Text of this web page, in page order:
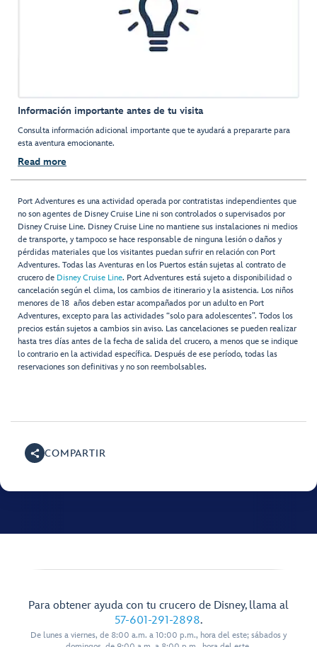
Información importante antes de tu visita
Consulta información adicional importante que te ayudará a prepararte para
esta aventura emocionante.
Read more
Port Adventures es una actividad operada por contratistas independientes que
no son agentes de Disney Cruise Line ni son controlados o supervisados por
Disney Cruise Line. Disney Cruise Line no mantiene sus instalaciones ni medios
de transporte, y tampoco se hace responsable de ninguna lesión o daños y
pérdidas materiales que los visitantes puedan sufrir en relación con Port
Adventures. Todas las Aventuras en los Puertos están sujetas al contrato de
crucero de Disney Cruise Line. Port Adventures está sujeto a disponibilidad o
cancelación según el clima, los cambios de itinerario y la asistencia. Los niños
menores de 18 años deben estar acompañados por un adulto en Port
Adventures, excepto para las actividades “solo para adolescentes”. Todos los
precios están sujetos a cambios sin aviso. Las cancelaciones se pueden realizar
hasta tres días antes de la fecha de salida del crucero, a menos que se indique
lo contrario en la actividad específica. Después de ese período, todas las
reservaciones son definitivas y no son reembolsables.
COMPARTIR
Para obtener ayuda con tu crucero de Disney, llama al
57-601-291-2898.
De lunes a viernes, de 8:00 a.m. a 10:00 p.m., hora del este; sábados y